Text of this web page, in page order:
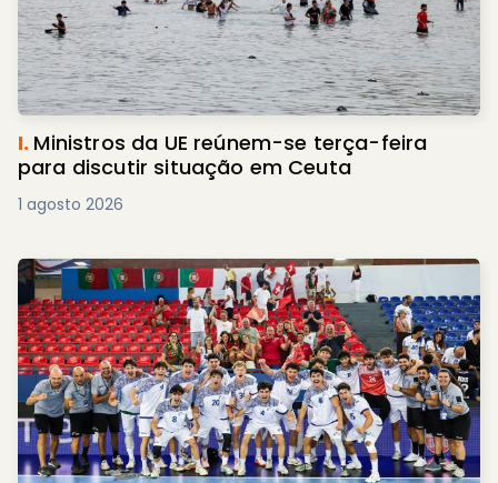
I. Ministros da UE reúnem-se terça-feira
para discutir situação em Ceuta
1 agosto 2026